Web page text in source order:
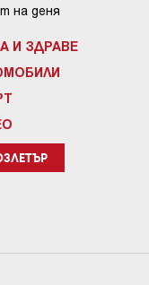
на деня
И ЗДРАВЕ